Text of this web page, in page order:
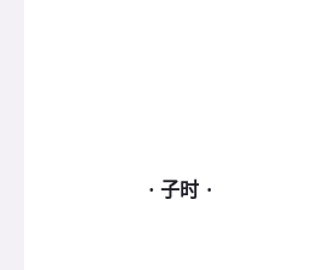
· 子时 ·